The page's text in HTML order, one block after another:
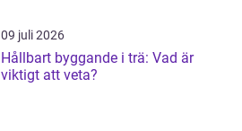
09 juli 2026
Hållbart byggande i trä: Vad är
viktigt att veta?